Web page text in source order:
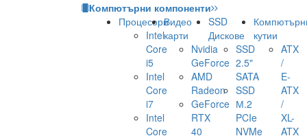
Компютърни компоненти
Процесори
Intel
Core
i5
Intel
Core
i7
Intel
Core
Видео
карти
Nvidia
GeForce
AMD
Radeon
GeForce
RTX
40
SSD
Дискове
SSD
2.5"
SATA
SSD
М.2
PCIe
NVMe
кутии
ATX
/
E-
ATX
/
XL-
ATX